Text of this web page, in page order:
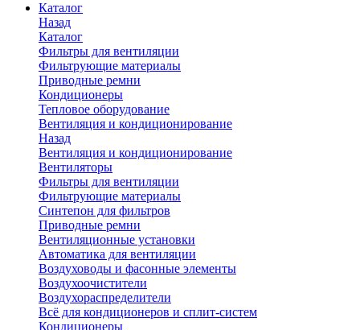
Каталог
Назад
Каталог
Фильтры для вентиляции
Фильтрующие материалы
Приводные ремни
Кондиционеры
Тепловое оборудование
Вентиляция и кондиционирование
Назад
Вентиляция и кондиционирование
Вентиляторы
Фильтры для вентиляции
Фильтрующие материалы
Синтепон для фильтров
Приводные ремни
Вентиляционные установки
Автоматика для вентиляции
Воздуховоды и фасонные элементы
Воздухоочистители
Воздухораспределители
Всё для кондиционеров и сплит-систем
Кондиционеры